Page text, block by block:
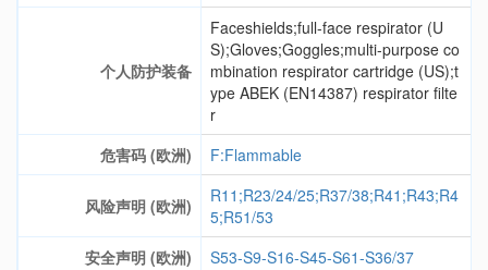
个人防护装备
Faceshields;full-face respirator (U
S);Gloves;Goggles;multi-purpose co
mbination respirator cartridge (US);t
ype ABEK (EN14387) respirator filte
r
危害码 (欧洲)
F:Flammable
风险声明 (欧洲)
R11;R23/24/25;R37/38;R41;R43;R4
5;R51/53
安全声明 (欧洲)
S53-S9-S16-S45-S61-S36/37